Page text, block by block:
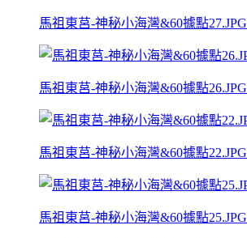
馬祖東莒-神秘小海灣&60據點27.JPG
馬祖東莒-神秘小海灣&60據點26.JPG
馬祖東莒-神秘小海灣&60據點22.JPG
馬祖東莒-神秘小海灣&60據點25.JPG